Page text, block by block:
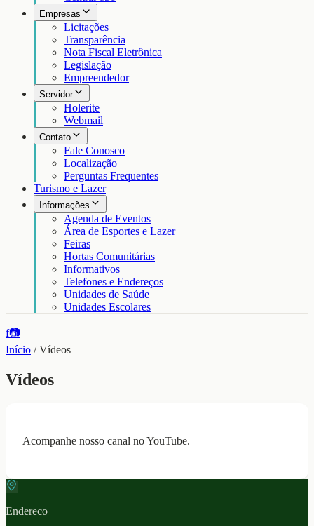
Empresas
Licitações
Transparência
Nota Fiscal Eletrônica
Legislação
Empreendedor
Servidor
Holerite
Webmail
Contato
Fale Conosco
Localização
Perguntas Frequentes
Turismo e Lazer
Informações
Agenda de Eventos
Área de Esportes e Lazer
Feiras
Hortas Comunitárias
Informativos
Telefones e Endereços
Unidades de Saúde
Unidades Escolares
f📷
Início /Vídeos
Vídeos
Acompanhe nosso canal no YouTube.
Endereco